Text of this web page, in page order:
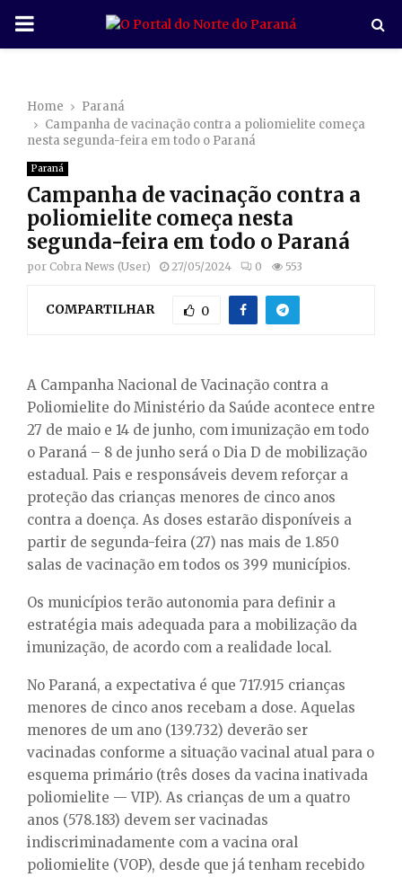
P
M
A
R
E
N
U
Home
Paraná
Campanha de vacinação contra a poliomielite começa
nesta segunda-feira em todo o Paraná
Paraná
Campanha de vacinação contra a
poliomielite começa nesta
segunda-feira em todo o Paraná
por Cobra News (User) 27/05/2024 0 553
COMPARTILHAR 0
A Campanha Nacional de Vacinação contra a
Poliomielite do Ministério da Saúde acontece entre
27 de maio e 14 de junho, com imunização em todo
o Paraná – 8 de junho será o Dia D de mobilização
estadual. Pais e responsáveis devem reforçar a
proteção das crianças menores de cinco anos
contra a doença. As doses estarão disponíveis a
partir de segunda-feira (27) nas mais de 1.850
salas de vacinação em todos os 399 municípios.
Os municípios terão autonomia para definir a
estratégia mais adequada para a mobilização da
imunização, de acordo com a realidade local.
No Paraná, a expectativa é que 717.915 crianças
menores de cinco anos recebam a dose. Aquelas
menores de um ano (139.732) deverão ser
vacinadas conforme a situação vacinal atual para o
esquema primário (três doses da vacina inativada
poliomielite — VIP). As crianças de um a quatro
anos (578.183) devem ser vacinadas
indiscriminadamente com a vacina oral
poliomielite (VOP), desde que já tenham recebido